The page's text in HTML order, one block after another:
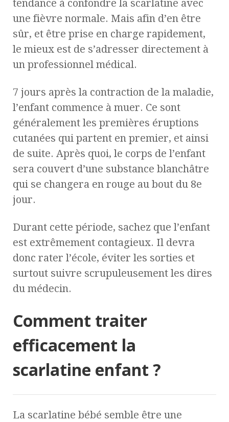
tendance à confondre la scarlatine avec
une fièvre normale. Mais afin d’en être
sûr, et être prise en charge rapidement,
le mieux est de s’adresser directement à
un professionnel médical.
7 jours après la contraction de la maladie,
l’enfant commence à muer. Ce sont
généralement les premières éruptions
cutanées qui partent en premier, et ainsi
de suite. Après quoi, le corps de l’enfant
sera couvert d’une substance blanchâtre
qui se changera en rouge au bout du 8e
jour.
Durant cette période, sachez que l’enfant
est extrêmement contagieux. Il devra
donc rater l’école, éviter les sorties et
surtout suivre scrupuleusement les dires
du médecin.
Comment traiter
efficacement la
scarlatine enfant ?
La scarlatine bébé semble être une